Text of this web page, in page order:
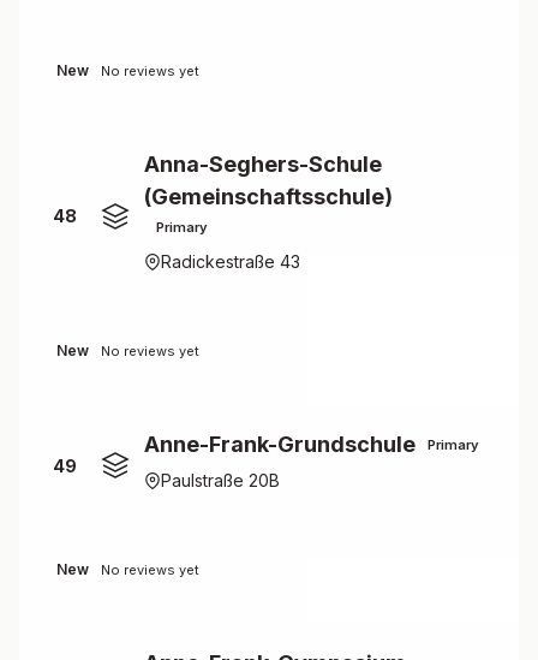
New No reviews yet
48
Anna-Seghers-Schule
(Gemeinschaftsschule)
Primary
Radickestraße 43
New No reviews yet
49
Anne-Frank-Grundschule Primary
Paulstraße 20B
New No reviews yet